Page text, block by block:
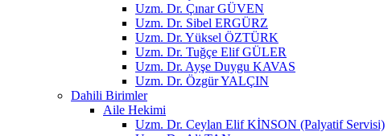
Uzm. Dr. Çınar GÜVEN
Uzm. Dr. Sibel ERGÜRZ
Uzm. Dr. Yüksel ÖZTÜRK
Uzm. Dr. Tuğçe Elif GÜLER
Uzm. Dr. Ayşe Duygu KAVAS
Uzm. Dr. Özgür YALÇIN
Dahili Birimler
Aile Hekimi
Uzm. Dr. Ceylan Elif KİNSON (Palyatif Servisi)